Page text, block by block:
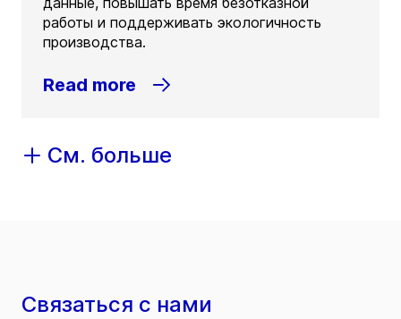
работы и поддерживать экологичность
производства.
Read more
См. больше
Связаться с нами